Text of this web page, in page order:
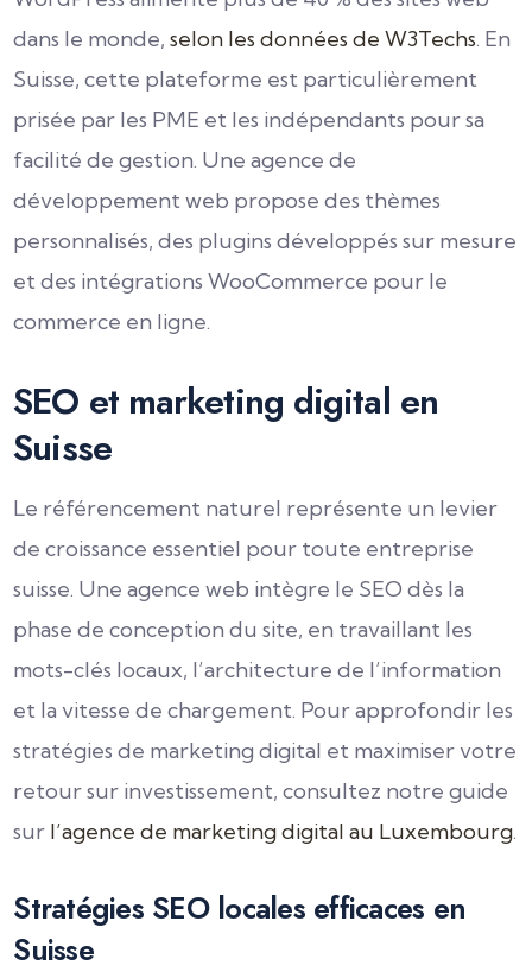
dans le monde, selon les données de W3Techs. En
Suisse, cette plateforme est particulièrement
prisée par les PME et les indépendants pour sa
facilité de gestion. Une agence de
développement web propose des thèmes
personnalisés, des plugins développés sur mesure
et des intégrations WooCommerce pour le
commerce en ligne.
SEO et marketing digital en
Suisse
Le référencement naturel représente un levier
de croissance essentiel pour toute entreprise
suisse. Une agence web intègre le SEO dès la
phase de conception du site, en travaillant les
mots-clés locaux, l’architecture de l’information
et la vitesse de chargement. Pour approfondir les
stratégies de marketing digital et maximiser votre
retour sur investissement, consultez notre guide
sur l’agence de marketing digital au Luxembourg.
Stratégies SEO locales efficaces en
Suisse